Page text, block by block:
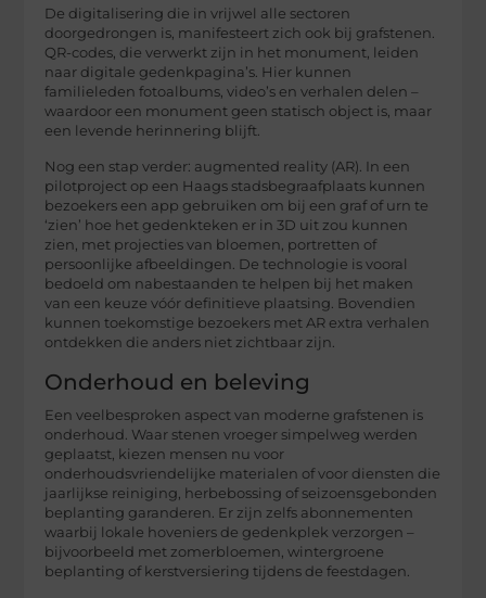
De digitalisering die in vrijwel alle sectoren
doorgedrongen is, manifesteert zich ook bij grafstenen.
QR-codes, die verwerkt zijn in het monument, leiden
naar digitale gedenkpagina’s. Hier kunnen
familieleden fotoalbums, video’s en verhalen delen –
waardoor een monument geen statisch object is, maar
een levende herinnering blijft.
Nog een stap verder: augmented reality (AR). In een
pilotproject op een Haags stadsbegraafplaats kunnen
bezoekers een app gebruiken om bij een graf of urn te
‘zien’ hoe het gedenkteken er in 3D uit zou kunnen
zien, met projecties van bloemen, portretten of
persoonlijke afbeeldingen. De technologie is vooral
bedoeld om nabestaanden te helpen bij het maken
van een keuze vóór definitieve plaatsing. Bovendien
kunnen toekomstige bezoekers met AR extra verhalen
ontdekken die anders niet zichtbaar zijn.
Onderhoud en beleving
Een veelbesproken aspect van moderne grafstenen is
onderhoud. Waar stenen vroeger simpelweg werden
geplaatst, kiezen mensen nu voor
onderhoudsvriendelijke materialen of voor diensten die
jaarlijkse reiniging, herbebossing of seizoensgebonden
beplanting garanderen. Er zijn zelfs abonnementen
waarbij lokale hoveniers de gedenkplek verzorgen –
bijvoorbeeld met zomerbloemen, wintergroene
beplanting of kerstversiering tijdens de feestdagen.